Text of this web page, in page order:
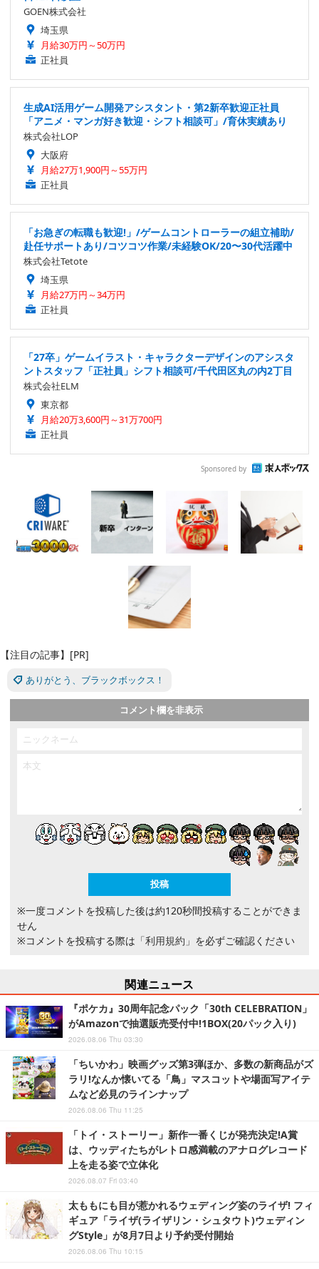
GOEN株式会社
埼玉県
月給30万円～50万円
正社員
生成AI活用ゲーム開発アシスタント・第2新卒歓迎正社員
「アニメ・マンガ好き歓迎・シフト相談可」/育休実績あり
株式会社LOP
大阪府
月給27万1,900円～55万円
正社員
「お急ぎの転職も歓迎!」/ゲームコントローラーの組立補助/
赴任サポートあり/コツコツ作業/未経験OK/20〜30代活躍中
株式会社Tetote
埼玉県
月給27万円～34万円
正社員
「27卒」ゲームイラスト・キャラクターデザインのアシスタ
ントスタッフ「正社員」シフト相談可/千代田区丸の内2丁目
株式会社ELM
東京都
月給20万3,600円～31万700円
正社員
Sponsored by
【注目の記事】[PR]
ありがとう、ブラックボックス！
コメント欄を非表示
※一度コメントを投稿した後は約120秒間投稿することができま
せん
※コメントを投稿する際は 「利用規約」 を必ずご確認ください
関連ニュース
『ポケカ』30周年記念パック「30th CELEBRATION」
がAmazonで抽選販売受付中!1BOX(20パック入り)
2026.08.06 Thu 03:30
「ちいかわ」映画グッズ第3弾ほか、多数の新商品がズ
ラリ!なんか懐いてる「鳥」マスコットや場面写アイテ
ムなど必見のラインナップ
2026.08.06 Thu 11:25
「トイ・ストーリー」新作一番くじが発売決定!A賞
は、ウッディたちがレトロ感満載のアナログレコード
上を走る姿で立体化
2026.08.07 Fri 03:40
太ももにも目が惹かれるウェディング姿のライザ! フィ
ギュア「ライザ(ライザリン・シュタウト)ウェディン
グStyle」が8月7日より予約受付開始
2026.08.06 Thu 10:15